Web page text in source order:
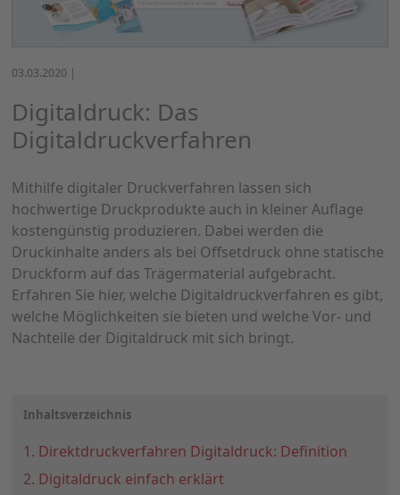
03.03.2020 |
Digitaldruck: Das
Digitaldruckverfahren
Mithilfe digitaler Druckverfahren lassen sich
hochwertige Druckprodukte auch in kleiner Auflage
kostengünstig produzieren. Dabei werden die
Druckinhalte anders als bei Offsetdruck ohne statische
Druckform auf das Trägermaterial aufgebracht.
Erfahren Sie hier, welche Digitaldruckverfahren es gibt,
welche Möglichkeiten sie bieten und welche Vor- und
Nachteile der Digitaldruck mit sich bringt.
Inhaltsverzeichnis
1. Direktdruckverfahren Digitaldruck: Definition
2. Digitaldruck einfach erklärt